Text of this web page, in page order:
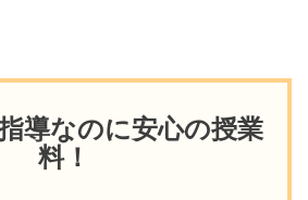
導なのに安心の授業
料！